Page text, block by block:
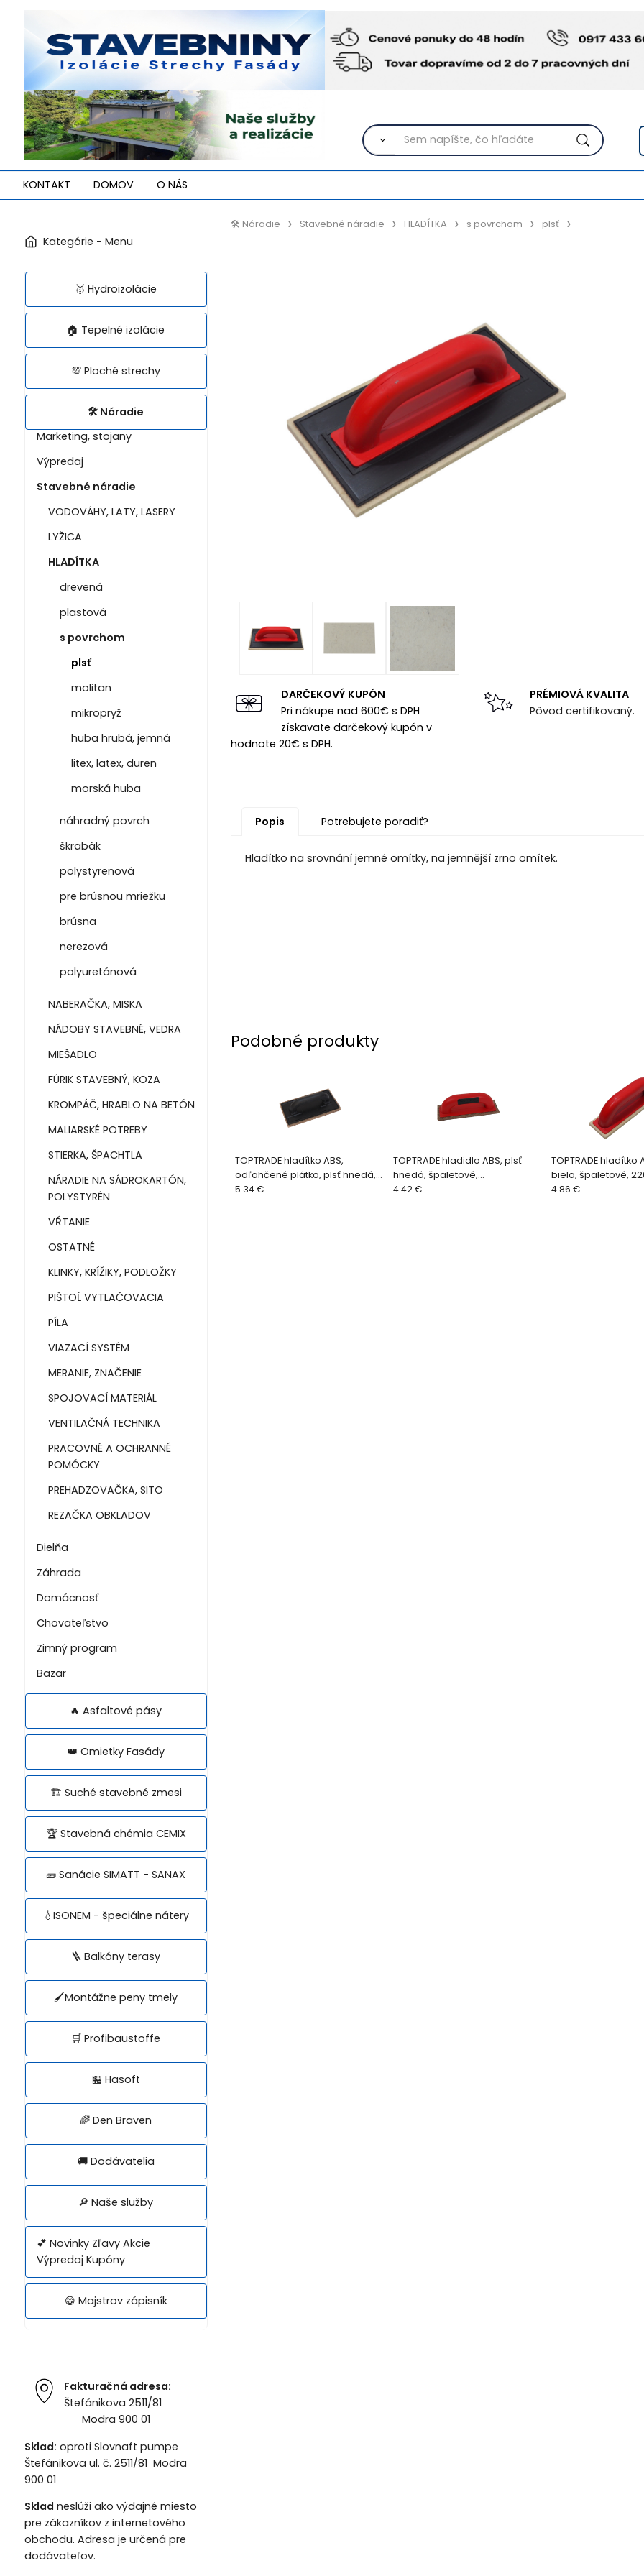
KONTAKT DOMOV O NÁS
🥇 Hydroizolácie
🏠 Tepelné izolácie
💯 Ploché strechy
🛠️ Náradie
Marketing, stojany
Výpredaj
Stavebné náradie
VODOVÁHY, LATY, LASERY
LYŽICA
HLADÍTKA
drevená
plastová
s povrchom
plsť
molitan
mikropryž
huba hrubá, jemná
litex, latex, duren
morská huba
náhradný povrch
škrabák
polystyrenová
pre brúsnou mriežku
brúsna
nerezová
polyuretánová
NABERAČKA, MISKA
NÁDOBY STAVEBNÉ, VEDRA
MIEŠADLO
FÚRIK STAVEBNÝ, KOZA
KROMPÁČ, HRABLO NA BETÓN
MALIARSKÉ POTREBY
STIERKA, ŠPACHTLA
NÁRADIE NA SÁDROKARTÓN,
POLYSTYRÉN
VŔTANIE
OSTATNÉ
KLINKY, KRÍŽIKY, PODLOŽKY
PIŠTOĹ VYTLAČOVACIA
PÍLA
VIAZACÍ SYSTÉM
MERANIE, ZNAČENIE
SPOJOVACÍ MATERIÁL
VENTILAČNÁ TECHNIKA
PRACOVNÉ A OCHRANNÉ
POMÓCKY
PREHADZOVAČKA, SITO
REZAČKA OBKLADOV
Dielňa
Záhrada
Domácnosť
Chovateľstvo
Zimný program
Bazar
🔥 Asfaltové pásy
👑 Omietky Fasády
🏗️ Suché stavebné zmesi
🏆 Stavebná chémia CEMIX
🧱 Sanácie SIMATT - SANAX
💧ISONEM - špeciálne nátery
🪜 Balkóny terasy
🖌️Montážne peny tmely
🛒 Profibaustoffe
🏪 Hasoft
🌈 Den Braven
🚚 Dodávatelia
🔎 Naše služby
💕 Novinky Zľavy Akcie
Výpredaj Kupóny
😁 Majstrov zápisník
Fakturačná adresa:
Štefánikova 2511/81
Modra 900 01
Sklad: oproti Slovnaft pumpe
Štefánikova ul. č. 2511/81 Modra
900 01
Sklad neslúži ako výdajné miesto
pre zákazníkov z internetového
obchodu. Adresa je určená pre
dodávateľov.
🛠️ Náradie Stavebné náradie HLADÍTKA s povrchom plsť
DARČEKOVÝ KUPÓN
Pri nákupe nad 600€ s DPH
získavate darčekový kupón v
hodnote 20€ s DPH.
PRÉMIOVÁ KVALITA
Pôvod certifikovaný.
Popis Potrebujete poradiť?
Hladítko na srovnání jemné omítky, na jemnější zrno omítek.
Podobné produkty
TOPTRADE hladítko ABS,
odľahčené plátko, plsť hnedá,
250 x 130 x 10 mm, profi
5.34 €
TOPTRADE hladidlo ABS, plsť
hnedá, špaletové,
PROFESSIONAL, 220 x 65 x 10 mm
4.42 €
TOPTRADE hladítko
biela, špaletové,
mm
4.86 €